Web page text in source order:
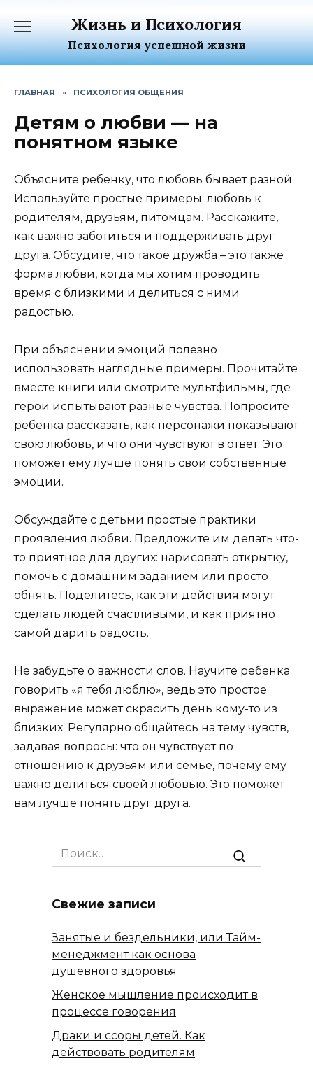
содержанию
Жизнь и Психология
Психология успешной жизни
ГЛАВНАЯ » ПСИХОЛОГИЯ ОБЩЕНИЯ
Детям о любви — на
понятном языке
Объясните ребенку, что любовь бывает разной.
Используйте простые примеры: любовь к
родителям, друзьям, питомцам. Расскажите,
как важно заботиться и поддерживать друг
друга. Обсудите, что такое дружба – это также
форма любви, когда мы хотим проводить
время с близкими и делиться с ними
радостью.
При объяснении эмоций полезно
использовать наглядные примеры. Прочитайте
вместе книги или смотрите мультфильмы, где
герои испытывают разные чувства. Попросите
ребенка рассказать, как персонажи показывают
свою любовь, и что они чувствуют в ответ. Это
поможет ему лучше понять свои собственные
эмоции.
Обсуждайте с детьми простые практики
проявления любви. Предложите им делать что-
то приятное для других: нарисовать открытку,
помочь с домашним заданием или просто
обнять. Поделитесь, как эти действия могут
сделать людей счастливыми, и как приятно
самой дарить радость.
Не забудьте о важности слов. Научите ребенка
говорить «я тебя люблю», ведь это простое
выражение может скрасить день кому-то из
близких. Регулярно общайтесь на тему чувств,
задавая вопросы: что он чувствует по
отношению к друзьям или семье, почему ему
важно делиться своей любовью. Это поможет
вам лучше понять друг друга.
Search
for:
Свежие записи
Занятые и бездельники, или Тайм-
менеджмент как основа
душевного здоровья
Женское мышление происходит в
процессе говорения
Драки и ссоры детей. Как
действовать родителям